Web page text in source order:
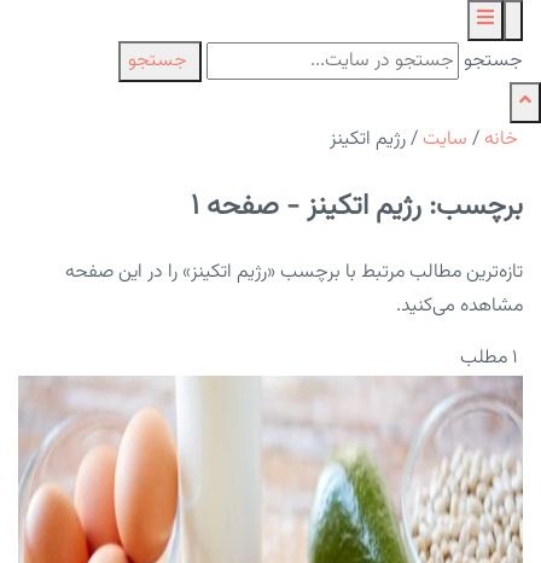
جستجو جستجو
خانه / سایت /رژیم اتکینز
برچسب: رژیم اتکینز - صفحه 1
تازه‌ترین مطالب مرتبط با برچسب «رژیم اتکینز» را در این صفحه
مشاهده می‌کنید.
۱ مطلب